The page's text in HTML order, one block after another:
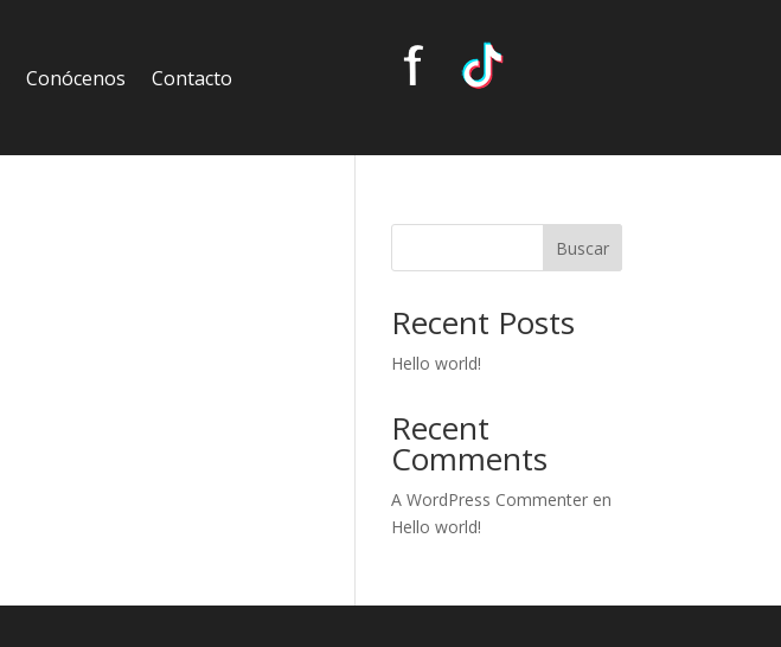
Conócenos Contacto
Buscar
Recent Posts
Hello world!
Recent
Comments
A WordPress Commenter en
Hello world!